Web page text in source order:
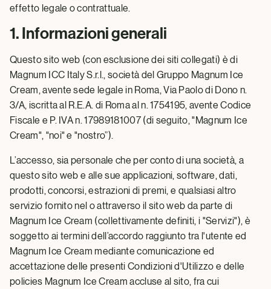
effetto legale o contrattuale.
1. Informazioni generali
Questo sito web (con esclusione dei siti collegati) è di
Magnum ICC Italy S.r.l., società del Gruppo Magnum Ice
Cream, avente sede legale in Roma, Via Paolo di Dono n.
3/A, iscritta al R.E.A. di Roma al n. 1754195, avente Codice
Fiscale e P. IVA n. 17989181007 (di seguito, "Magnum Ice
Cream", "noi" e "nostro”).
L’accesso, sia personale che per conto di una società, a
questo sito web e alle sue applicazioni, software, dati,
prodotti, concorsi, estrazioni di premi, e qualsiasi altro
servizio fornito nel o attraverso il sito web da parte di
Magnum Ice Cream (collettivamente definiti, i "Servizi"), è
soggetto ai termini dell’accordo raggiunto tra l'utente ed
Magnum Ice Cream mediante comunicazione ed
accettazione delle presenti Condizioni d'Utilizzo e delle
policies Magnum Ice Cream accluse al sito, fra cui